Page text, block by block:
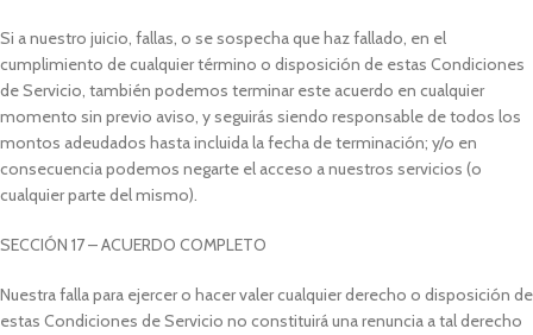
Si a nuestro juicio, fallas, o se sospecha que haz fallado, en el
cumplimiento de cualquier término o disposición de estas Condiciones
de Servicio, también podemos terminar este acuerdo en cualquier
momento sin previo aviso, y seguirás siendo responsable de todos los
montos adeudados hasta incluida la fecha de terminación; y/o en
consecuencia podemos negarte el acceso a nuestros servicios (o
cualquier parte del mismo).
SECCIÓN 17 – ACUERDO COMPLETO
Nuestra falla para ejercer o hacer valer cualquier derecho o disposición de
estas Condiciones de Servicio no constituirá una renuncia a tal derecho